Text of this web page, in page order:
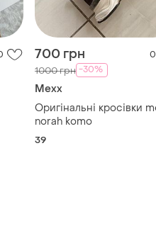
700 грн 0
1000 грн -30%
Mexx
Оригінальні кросівки
norah komo
39